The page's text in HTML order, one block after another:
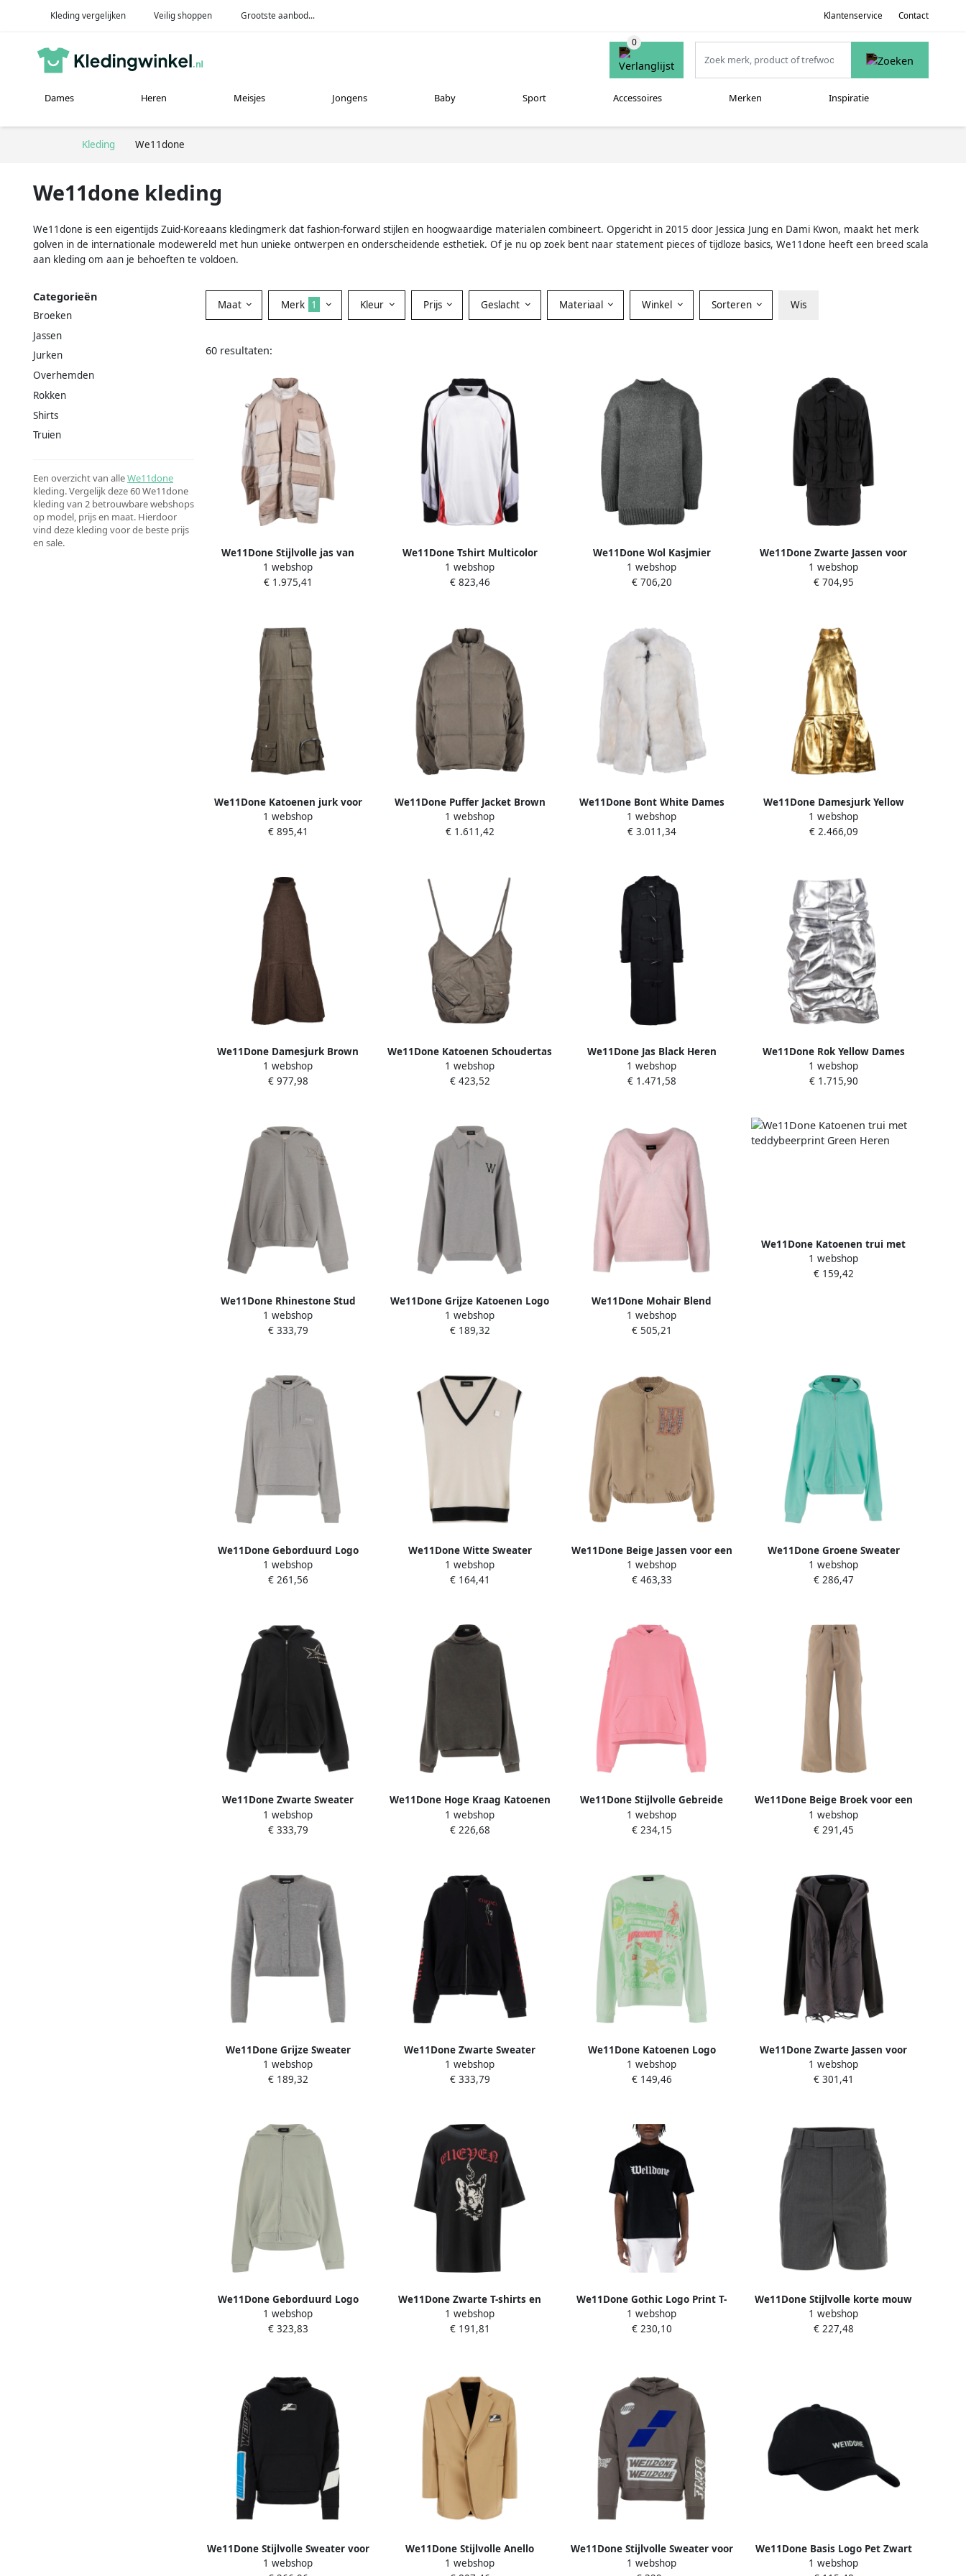
Kleding vergelijken Veilig shoppen Grootste aanbod... Klantenservice Contact
Dames Heren Meisjes Jongens Baby Sport Accessoires Merken Inspiratie
Kleding We11done
We11done kleding
We11done is een eigentijds Zuid-Koreaans kledingmerk dat fashion-forward stijlen en hoogwaardige materialen combineert. Opgericht in 2015 door Jessica Jung en Dami Kwon, maakt het merk
golven in de internationale modewereld met hun unieke ontwerpen en onderscheidende esthetiek. Of je nu op zoek bent naar statement pieces of tijdloze basics, We11done heeft een breed scala
aan kleding om aan je behoeften te voldoen.
Categorieën
Broeken
Jassen
Jurken
Overhemden
Rokken
Shirts
Truien
Een overzicht van alleWe11done
kleding. Vergelijk deze 60 We11done
kleding van 2 betrouwbare webshops
op model, prijs en maat. Hierdoor
vind deze kleding voor de beste prijs
en sale.
Maat Merk 1 Kleur Prijs Geslacht Materiaal Winkel Sorteren Wis
60 resultaten:
We11Done Stijlvolle jas van
katoenmix Multicolor Heren
1 webshop
€ 1.975,41
We11Done Tshirt Multicolor
Heren
1 webshop
€ 823,46
We11Done Wol Kasjmier
Gebreide Trui Gray Heren
1 webshop
€ 706,20
We11Done Zwarte Jassen voor
een Stijlvolle Look Black Heren
1 webshop
€ 704,95
We11Done Katoenen jurk voor
vrouwen Green Dames
1 webshop
€ 895,41
We11Done Puffer Jacket Brown
Heren
1 webshop
€ 1.611,42
We11Done Bont White Dames
1 webshop
€ 3.011,34
We11Done Damesjurk Yellow
Dames
1 webshop
€ 2.466,09
We11Done Damesjurk Brown
Dames
1 webshop
€ 977,98
We11Done Katoenen Schoudertas
Gray Dames
1 webshop
€ 423,52
We11Done Jas Black Heren
1 webshop
€ 1.471,58
We11Done Rok Yellow Dames
1 webshop
€ 1.715,90
We11Done Rhinestone Stud
Katoenen Sweatshirt Hoodie Rits
Gray Heren
1 webshop
€ 333,79
We11Done Grijze Katoenen Logo
Sweatshirt Polo Kraag Gray
Heren
1 webshop
€ 189,32
We11Done Mohair Blend
Gebreide Trui Pink Dames
1 webshop
€ 505,21
We11Done Katoenen trui met
teddybeerprint Green Heren
1 webshop
€ 159,42
We11Done Geborduurd Logo
Katoenen Sweatshirt Hoodie Gray
Heren
1 webshop
€ 261,56
We11Done Witte Sweater
Collectie White Heren
1 webshop
€ 164,41
We11Done Beige Jassen voor een
Stijlvolle Look Beige Heren
1 webshop
€ 463,33
We11Done Groene Sweater
Collectie Green Heren
1 webshop
€ 286,47
We11Done Zwarte Sweater
Collectie Black Heren
1 webshop
€ 333,79
We11Done Hoge Kraag Katoenen
Sweatshirt Grijs Gray Heren
1 webshop
€ 226,68
We11Done Stijlvolle Gebreide
Kleding Pink Heren
1 webshop
€ 234,15
We11Done Beige Broek voor een
stijlvolle uitstraling Beige Heren
1 webshop
€ 291,45
We11Done Grijze Sweater
Collectie Gray Dames
1 webshop
€ 189,32
We11Done Zwarte Sweater
Collectie Black Heren
1 webshop
€ 333,79
We11Done Katoenen Logo
Grafisch Shirt Groen Red Heren
1 webshop
€ 149,46
We11Done Zwarte Jassen voor
een Stijlvolle Look Black Heren
1 webshop
€ 301,41
We11Done Geborduurd Logo
Katoenen Sweatshirt Hoodie
Green Heren
1 webshop
€ 323,83
We11Done Zwarte T-shirts en
Polos Collectie Black Heren
1 webshop
€ 191,81
We11Done Gothic Logo Print T-
Shirt Black Heren
1 webshop
€ 230,10
We11Done Stijlvolle korte mouw
overhemd Gray Heren
1 webshop
€ 227,48
We11Done Stijlvolle Sweater voor
Casual Dragen Black Heren
1 webshop
We11Done Stijlvolle Anello
Rugzak voor Dagelijks Gebruik
1 webshop
We11Done Stijlvolle Sweater voor
Casual Dragen Multicolor Heren
1 webshop
We11Done Basis Logo Pet Zwart
Black Heren
1 webshop